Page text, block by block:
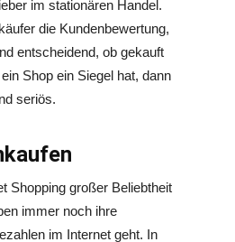
im stationären Handel.
die Kundenbewertung,
entscheidend, ob gekauft
Shop ein Siegel hat, dann
seriös.
Shopping großer Beliebtheit
immer noch ihre
im Internet geht. In